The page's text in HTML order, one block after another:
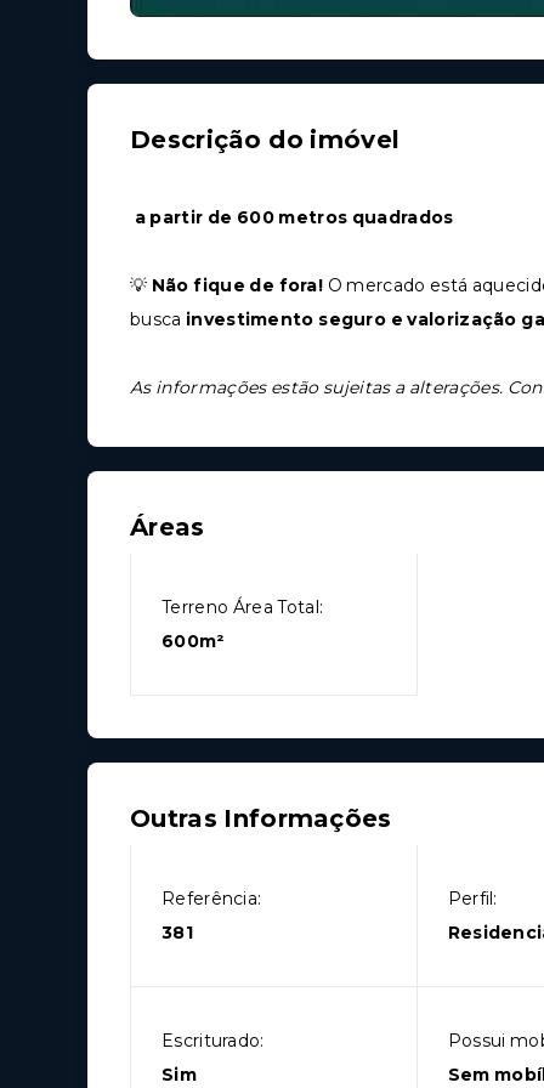
Descrição do imóvel
a partir de 600 metros quadrados
💡 Não fique de fora! O mercado está
busca investimento seguro e valorização
As informações estão sujeitas a alterações.
Áreas
Terreno Área Total:
600m²
Outras Informações
Referência:
381
Perfil:
Escriturado:
Sim
Possui
Sem